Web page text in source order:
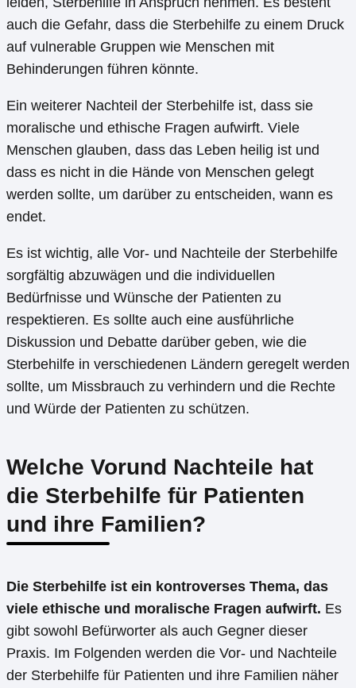
auch die Gefahr, dass die Sterbehilfe zu einem Druck
auf vulnerable Gruppen wie Menschen mit
Behinderungen führen könnte.
Ein weiterer Nachteil der Sterbehilfe ist, dass sie
moralische und ethische Fragen aufwirft. Viele
Menschen glauben, dass das Leben heilig ist und
dass es nicht in die Hände von Menschen gelegt
werden sollte, um darüber zu entscheiden, wann es
endet.
Es ist wichtig, alle Vor- und Nachteile der Sterbehilfe
sorgfältig abzuwägen und die individuellen
Bedürfnisse und Wünsche der Patienten zu
respektieren. Es sollte auch eine ausführliche
Diskussion und Debatte darüber geben, wie die
Sterbehilfe in verschiedenen Ländern geregelt werden
sollte, um Missbrauch zu verhindern und die Rechte
und Würde der Patienten zu schützen.
Welche Vorund Nachteile hat
die Sterbehilfe für Patienten
und ihre Familien?
Die Sterbehilfe ist ein kontroverses Thema, das
viele ethische und moralische Fragen aufwirft. Es
gibt sowohl Befürworter als auch Gegner dieser
Praxis. Im Folgenden werden die Vor- und Nachteile
der Sterbehilfe für Patienten und ihre Familien näher